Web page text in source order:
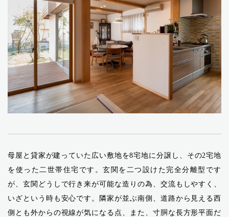
母屋と貸家が建っていた広い敷地を8宅地に分譲し、その2宅地
を使った二世帯住宅です。玄関を二つ設けた完全分離型です
が、玄関どうしで行き来が可能な造りの為、交流もしやすく、
いざという時も安心です。隣家が並ぶ南側、道路から見える西
側とも外からの視線が気になる点、また、寸胴な長方形平面だ